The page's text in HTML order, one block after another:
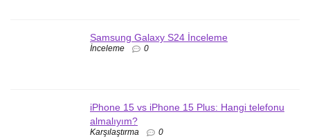
Samsung Galaxy S24 İnceleme
İnceleme 0
iPhone 15 vs iPhone 15 Plus: Hangi telefonu
almalıyım?
Karşılaştırma 0